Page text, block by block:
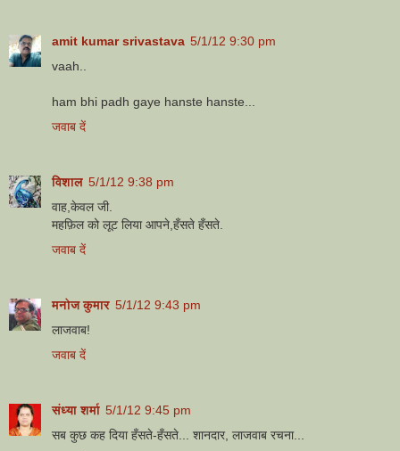
amit kumar srivastava 5/1/12 9:30 pm
vaah..
ham bhi padh gaye hanste hanste...
जवाब दें
विशाल 5/1/12 9:38 pm
वाह,केवल जी.
महफ़िल को लूट लिया आपने,हँसते हँसते.
जवाब दें
मनोज कुमार 5/1/12 9:43 pm
लाजवाब!
जवाब दें
संध्या शर्मा 5/1/12 9:45 pm
सब कुछ कह दिया हँसते-हँसते... शानदार, लाजवाब रचना...